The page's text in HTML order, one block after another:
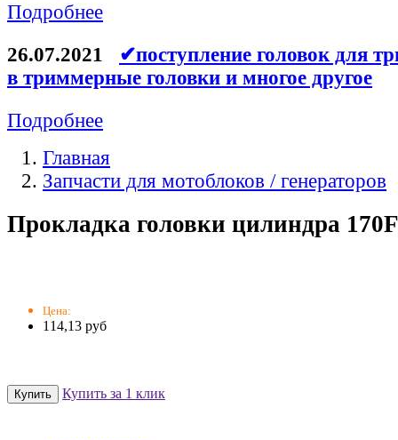
Подробнее
26.07.2021
✔поступление головок для
в триммерные головки и многое другое
Подробнее
Главная
Запчасти для мотоблоков / генераторов
Прокладка головки цилиндра 170F
Цена:
114,13 руб
Купить за 1 клик